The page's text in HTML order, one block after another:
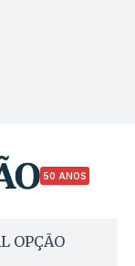
50 ANOS
OPÇÃO